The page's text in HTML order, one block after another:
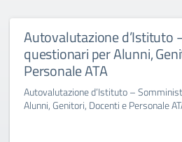
Autovalutazione d’Istituto
questionari per Alunni,
Personale ATA
Autovalutazione d’Istituto –
Alunni, Genitori, Docenti e Personale